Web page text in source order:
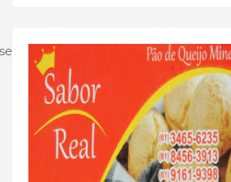
no dia 21 | Foto: Divulgação/Segov